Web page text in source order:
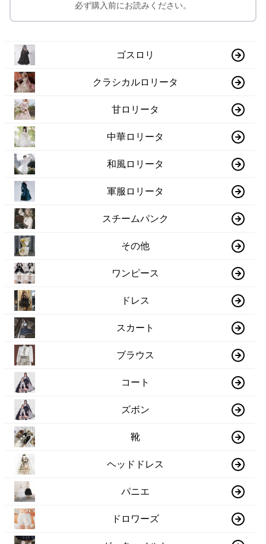
必ず購入前にお読みください。
ゴスロリ
クラシカルロリータ
甘ロリータ
中華ロリータ
和風ロリータ
軍服ロリータ
スチームパンク
その他
ワンピース
ドレス
スカート
ブラウス
コート
ズボン
靴
ヘッドドレス
パニエ
ドロワーズ